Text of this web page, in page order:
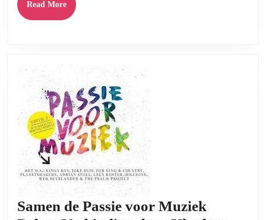
Read MoreRead
More
Samen de Passie voor Muziek